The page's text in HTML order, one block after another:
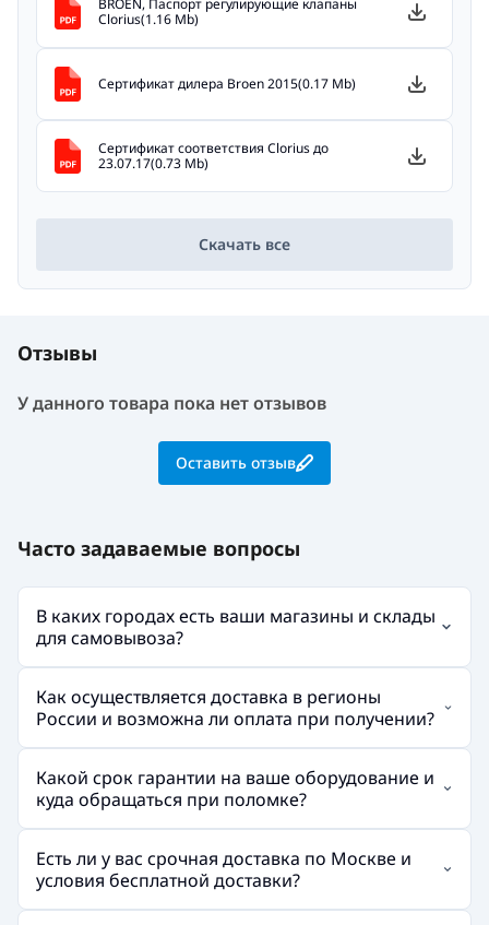
Clorius(1.16 Mb)
Сертификат дилера Broen 2015(0.17 Mb)
Сертификат соответствия Clorius до
23.07.17(0.73 Mb)
Скачать все
Отзывы
У данного товара пока нет отзывов
Оставить отзыв
Часто задаваемые вопросы
В каких городах есть ваши магазины и склады
для самовывоза?
Как осуществляется доставка в регионы
России и возможна ли оплата при получении?
Какой срок гарантии на ваше оборудование и
куда обращаться при поломке?
Есть ли у вас срочная доставка по Москве и
условия бесплатной доставки?